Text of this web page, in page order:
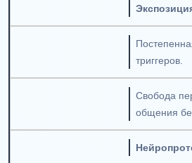
триггеров.
Свобода
общения